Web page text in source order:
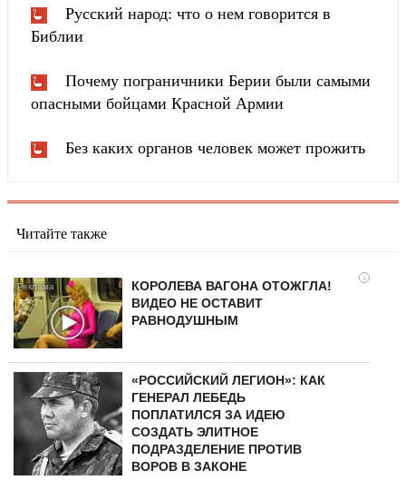
Русский народ: что о нем говорится в
Библии
Почему пограничники Берии были самыми
опасными бойцами Красной Армии
Без каких органов человек может прожить
Читайте также
i
КОРОЛЕВА ВАГОНА ОТОЖГЛА!
ВИДЕО НЕ ОСТАВИТ
РАВНОДУШНЫМ
«РОССИЙСКИЙ ЛЕГИОН»: КАК
ГЕНЕРАЛ ЛЕБЕДЬ
ПОПЛАТИЛСЯ ЗА ИДЕЮ
СОЗДАТЬ ЭЛИТНОЕ
ПОДРАЗДЕЛЕНИЕ ПРОТИВ
ВОРОВ В ЗАКОНЕ